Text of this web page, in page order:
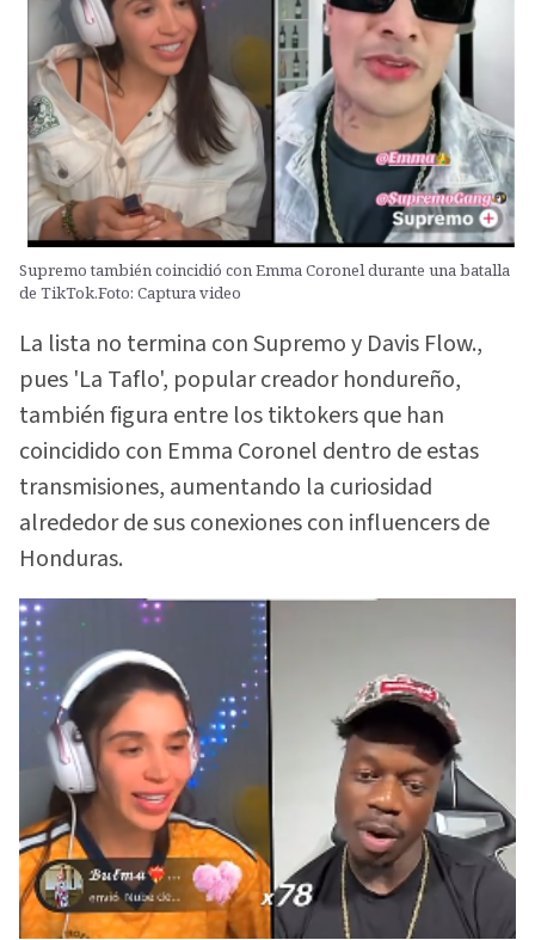
Supremo también coincidió con Emma Coronel durante una batalla
de TikTok.Foto: Captura video
La lista no termina con Supremo y Davis Flow.,
pues 'La Taflo', popular creador hondureño,
también figura entre los tiktokers que han
coincidido con Emma Coronel dentro de estas
transmisiones, aumentando la curiosidad
alrededor de sus conexiones con influencers de
Honduras.